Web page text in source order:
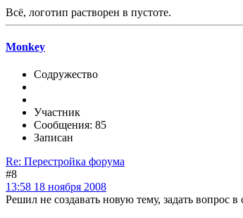
Всё, логотип растворен в пустоте.
Monkey
Содружество
Участник
Сообщения: 85
Записан
Re: Перестройка форума
#8
13:58 18 ноября 2008
Решил не создавать новую тему, задать вопрос